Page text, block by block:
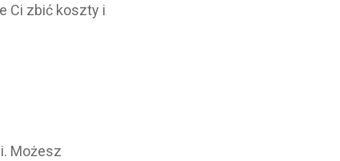
Ci zbić koszty i
Możesz